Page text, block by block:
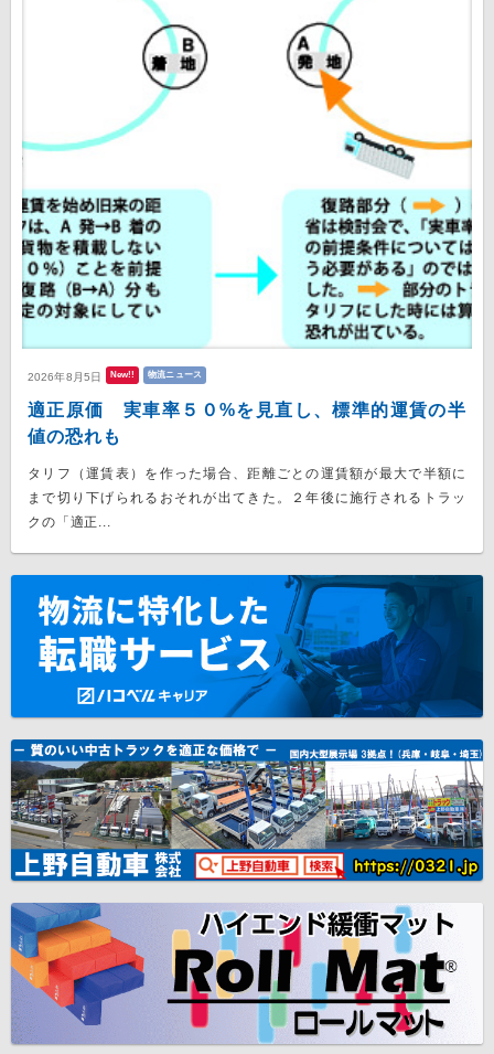
2026年8月5日 New!! 物流ニュース
適正原価 実車率５０%を見直し、標準的運賃の半
値の恐れも
タリフ（運賃表）を作った場合、距離ごとの運賃額が最大で半額に
まで切り下げられるおそれが出てきた。２年後に施行されるトラッ
クの「適正...